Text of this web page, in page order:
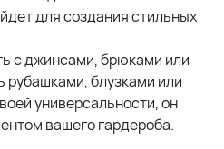
для создания стильных
с джинсами, брюками или
рубашками, блузками или
универсальности, он
вашего гардероба.